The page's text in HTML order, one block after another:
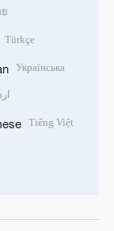
Türkçe
Українська
Tiếng Việt